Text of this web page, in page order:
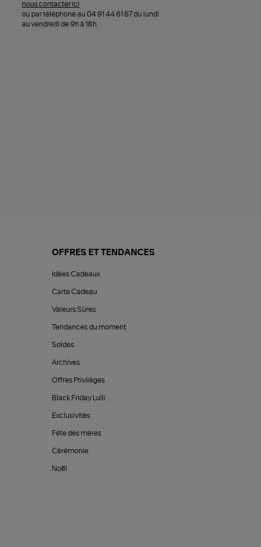
nous contacter ici
ou par téléphone au 04 91 44 61 67 du lundi
au vendredi de 9h à 18h.
OFFRES ET TENDANCES
Idées Cadeaux
Carte Cadeau
Valeurs Sûres
Tendances du moment
Soldes
Archives
Offres Privilèges
Black Friday Lulli
Exclusivités
Fête des mères
Cérémonie
Noël